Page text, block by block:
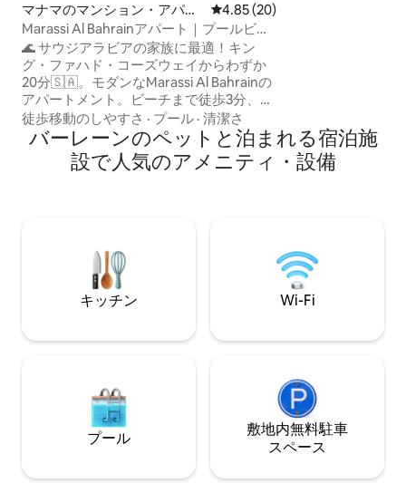
マナマのマンション・アパー
ト
レビュー20件、5つ星中4.85つ
4.85 (20)
Marassi Al Bahrainアパート｜プールビュ
ー｜ビーチとショッピングモール
🌊 サウジアラビアの家族に最適！キン
グ・ファハド・コーズウェイからわずか
20分🇸🇦。モダンなMarassi Al Bahrainの
アパートメント。ビーチまで徒歩3分、
Marassi Mallは道路の真向かいです！屋内
プール。4名様でご利用いただけます。⭐
ゲストのお気に入り – 上位 10%。 マラッ
シ・アル・バーレーンにあるモダンで豪
まで20分 🇸🇦 - 空港まで15分 Wi-Fi、フル
キッチン、スマートテレビ、無料駐車
場、ジム。静かな家族の雰囲気。
徒歩移動のしやすさ · プール · 清潔さ
バーレーンのペットと泊まれる宿泊施
設で人気のアメニティ・設備
キッチン Wi-Fi
プール
敷地内無料駐⁠車
ス⁠ペ⁠ー⁠ス